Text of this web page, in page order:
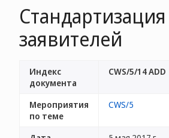
заявителей
Индекс
документа
CWS/5/14 ADD
Мероприятия
по теме
CWS/5